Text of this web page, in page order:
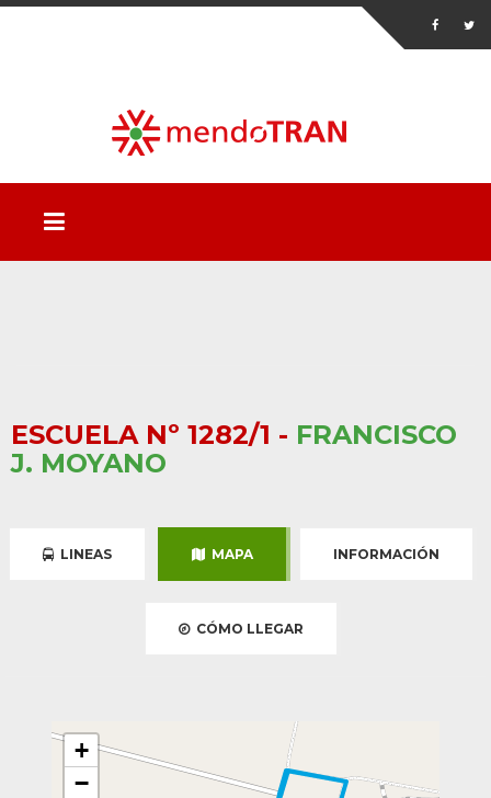
ESCUELA Nº 1282/1 - FRANCISCO
J. MOYANO
LINEAS MAPA INFORMACIÓN
CÓMO LLEGAR
+
−